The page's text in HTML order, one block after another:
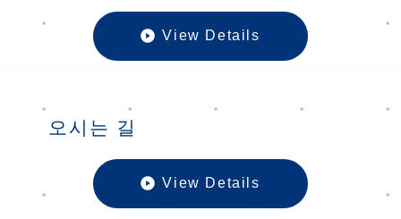
View Details
오시는 길
View Details